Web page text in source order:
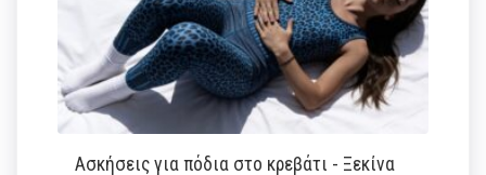
Ασκήσεις για πόδια στο κρεβάτι - Ξεκίνα